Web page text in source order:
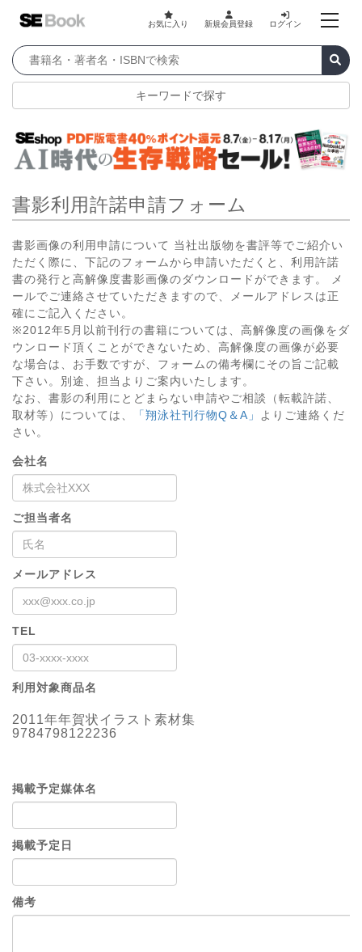
お気に入り 新規会員登録 ログイン
キーワードで探す
書影利用許諾申請フォーム
書影画像の利用申請について 当社出版物を書評等でご紹介い
ただく際に、下記のフォームから申請いただくと、利用許諾
書の発行と高解像度書影画像のダウンロードができます。 メ
ールでご連絡させていただきますので、メールアドレスは正
確にご記入ください。
※2012年5月以前刊行の書籍については、高解像度の画像をダ
ウンロード頂くことができないため、高解像度の画像が必要
な場合は、お手数ですが、フォームの備考欄にその旨ご記載
下さい。別途、担当よりご案内いたします。
なお、書影の利用にとどまらない申請やご相談（転載許諾、
取材等）については、
「翔泳社刊行物Q＆A」
よりご連絡くだ
さい。
会社名
ご担当者名
メールアドレス
TEL
利用対象商品名
2011年年賀状イラスト素材集
9784798122236
掲載予定媒体名
掲載予定日
備考